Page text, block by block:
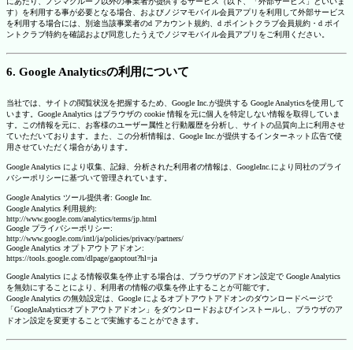
す）を利用する事が必要となる場合、およびノジマモバイル会員アプリを利用して外部サービス
を利用する場合には、別途当該事業者のd アカウント規約、d ポイントクラブ会員規約・d ポイ
ントクラブ特約を確認および同意したうえでノジマモバイル会員アプリをご利用ください。
6. Google Analyticsの利用について
当社では、サイトの閲覧状況を把握するため、Google Inc.が提供する Google Analyticsを使用して
います。Google Analytics はブラウザの cookie 情報を元に個人を特定しない情報を取得していま
す。この情報を元に、お客様のユーザー属性と行動履歴を分析し、サイトの品質向上に利用させ
ていただいております。また、この分析情報は、Google Inc.が提供するインターネット広告で使
用させていただく場合があります。
Google Analytics により収集、記録、分析された利用者の情報は、GoogleInc.により同社のプライ
バシーポリシーに基づいて管理されています。
Google Analytics ツール提供者: Google Inc.
Google Analytics 利用規約:
http://www.google.com/analytics/terms/jp.html
Google プライバシーポリシー:
http://www.google.com/intl/ja/policies/privacy/partners/
Google Analytics オプトアウトアドオン:
https://tools.google.com/dlpage/gaoptout?hl=ja
Google Analytics による情報収集を停止する場合は、ブラウザのアドオン設定で Google Analytics
を無効にすることにより、利用者の情報の収集を停止することが可能です。
Google Analytics の無効設定は、Google によるオプトアウトアドオンのダウンロードページで
「GoogleAnalyticsオプトアウトアドオン」をダウンロードおよびインストールし、ブラウザのア
ドオン設定を変更することで実施することができます。